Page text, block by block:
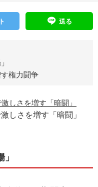
送る
権力闘争
しさを増す「暗闘」